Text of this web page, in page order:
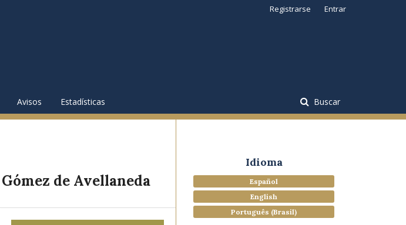
Avisos Estadísticas Buscar
Registrarse Entrar
de Avellaneda
Idioma
Español
English
Português (Brasil)